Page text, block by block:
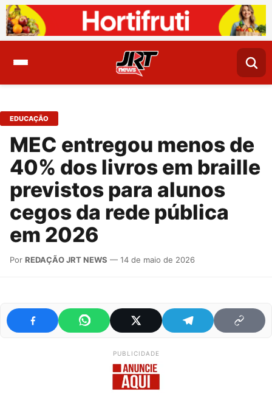
EDUCAÇÃO
MEC entregou menos de
40% dos livros em braille
previstos para alunos
cegos da rede pública
em 2026
Por REDAÇÃO JRT NEWS — 14 de maio de 2026
PUBLICIDADE